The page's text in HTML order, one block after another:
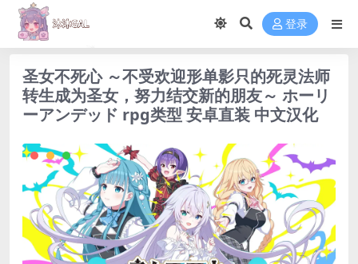
登录
圣女不死心 ～不受欢迎形单影只的死灵法师
转生成为圣女，努力结交新的朋友～ ホーリ
ーアンデッド rpg类型 安卓直装 中文汉化